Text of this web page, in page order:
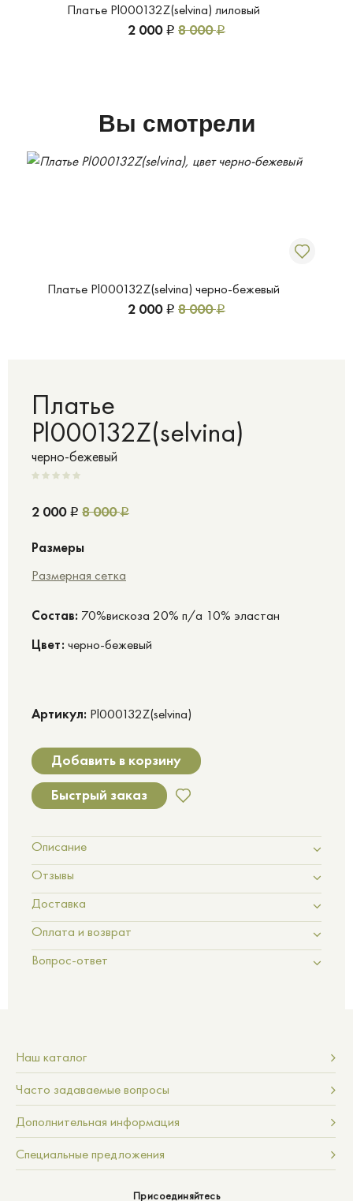
Платье Pl000132Z(selvina) лиловый
2 000 Р 8 000Р
Вы смотрели
Платье Pl000132Z(selvina) черно-бежевый
2 000 Р 8 000Р
Платье
Pl000132Z(selvina)
черно-бежевый
2 000 Р 8 000Р
Размеры
Размерная сетка
Cостав: 70%вискоза 20% п/а 10% эластан
Цвет: черно-бежевый
Артикул: Pl000132Z(selvina)
Добавить в корзину
Быстрый заказ
Описание
Отзывы
Доставка
Оплата и возврат
Вопрос-ответ
Наш каталог
Часто задаваемые вопросы
Дополнительная информация
Специальные предложения
Присоединяйтесь